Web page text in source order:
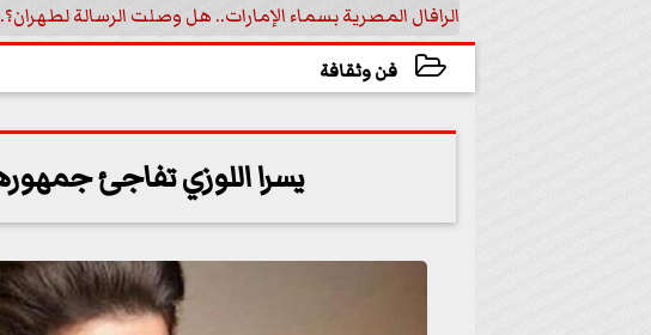
الرافال المصرية بسماء الإمارات.. هل وصلت الرسالة
فن وثقافة
يسرا اللوزي تفاجئ